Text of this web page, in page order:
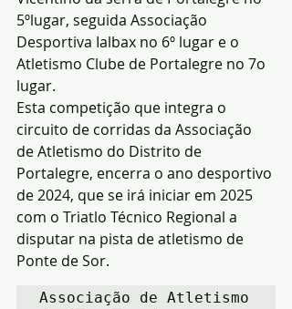
5ºlugar, seguida Associação
Desportiva Ialbax no 6º lugar e o
Atletismo Clube de Portalegre no 7o
lugar.
Esta competição que integra o
circuito de corridas da Associação
de Atletismo do Distrito de
Portalegre, encerra o ano desportivo
de 2024, que se irá iniciar em 2025
com o Triatlo Técnico Regional a
disputar na pista de atletismo de
Ponte de Sor.
Associação de Atletismo